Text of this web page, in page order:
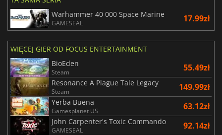
Warhammer 40 000 Space Marine
GAMESEAL 17.99zł
WIĘCEJ GIER OD FOCUS ENTERTAINMENT
BioEden
Steam 55.49zł
Resonance A Plague Tale Legacy
Steam 149.99zł
Yerba Buena
Gamesplanet US 63.12zł
John Carpenter's Toxic Commando
GAMESEAL 92.14zł